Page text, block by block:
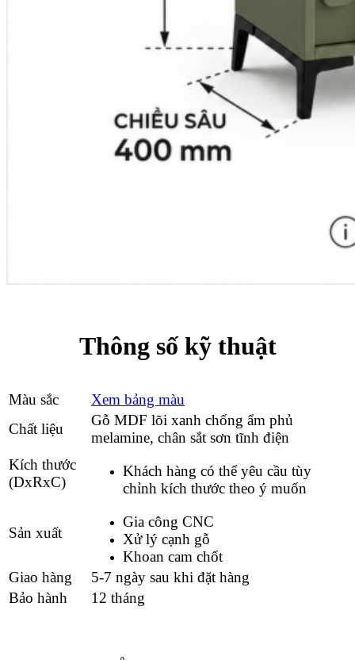
Thông số kỹ thuật
Màu sắc
Xem bảng màu
Chất liệu
Gỗ MDF lõi xanh chống ẩm phủ
melamine, chân sắt sơn tĩnh điện
Kích thước
(DxRxC)
Khách hàng có thể yêu cầu tùy
chỉnh kích thước theo ý muốn
Sản xuất
Gia công CNC
Xử lý cạnh gỗ
Khoan cam chốt
Giao hàng
5-7 ngày sau khi đặt hàng
Bảo hành
12 tháng